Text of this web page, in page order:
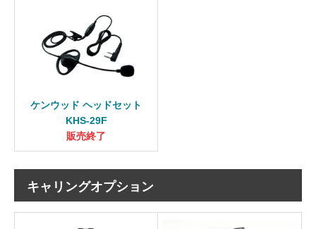
ケンウッド ヘッドセット
KHS-29F
販売終了
キャリングオプション